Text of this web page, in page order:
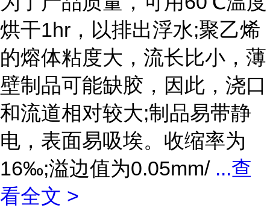
烘干1hr，以排出浮水;聚乙烯
的熔体粘度大，流长比小，薄
壁制品可能缺胶，因此，浇口
和流道相对较大;制品易带静
电，表面易吸埃。收缩率为
16‰;溢边值为0.05mm/ ...查
看全文 >